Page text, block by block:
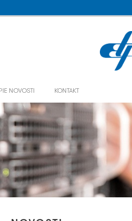
NOVOSTI KONTAKT